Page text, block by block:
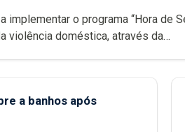
implementar o programa “Hora de
violência doméstica, através da
a banhos após